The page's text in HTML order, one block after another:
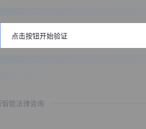
智能法律咨询
点击按钮开始验证